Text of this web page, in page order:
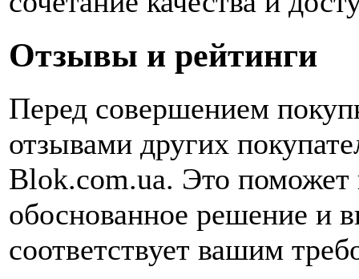
Отзывы и рейтинги
Перед совершением
отзывами других
Blok.com.ua. Это поможет
обоснованное решение и
соответствует вашим